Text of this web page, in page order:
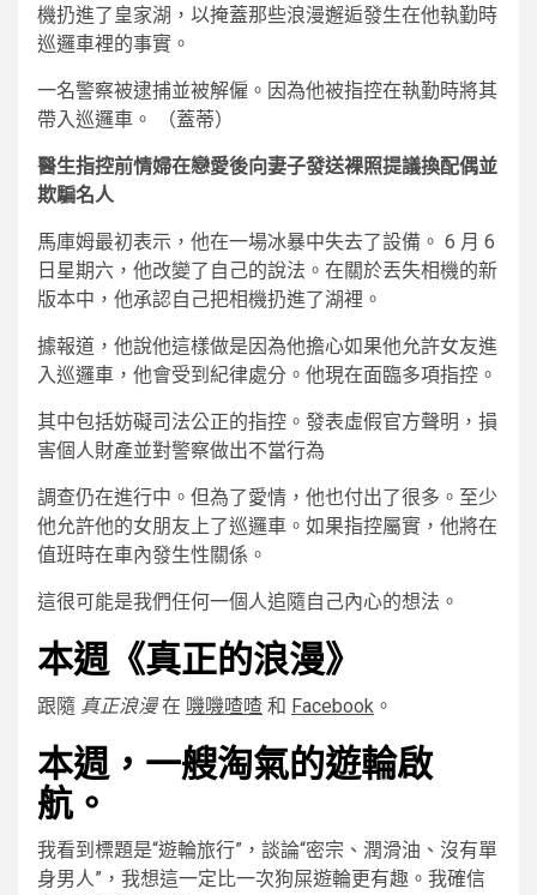
機扔進了皇家湖，以掩蓋那些浪漫邂逅發生在他執勤時
巡邏車裡的事實。
一名警察被逮捕並被解僱。因為他被指控在執勤時將其
帶入巡邏車。
（蓋蒂）
醫生指控前情婦在戀愛後向妻子發送裸照提議換配偶並
欺騙名人
馬庫姆最初表示，他在一場冰暴中失去了設備。 6 月 6
日星期六，他改變了自己的說法。在關於丟失相機的新
版本中，他承認自己把相機扔進了湖裡。
據報道，他說他這樣做是因為他擔心如果他允許女友進
入巡邏車，他會受到紀律處分。他現在面臨多項指控。
其中包括妨礙司法公正的指控。發表虛假官方聲明，損
害個人財產並對警察做出不當行為
調查仍在進行中。但為了愛情，他也付出了很多。至少
他允許他的女朋友上了巡邏車。如果指控屬實，他將在
值班時在車內發生性關係。
這很可能是我們任何一個人追隨自己內心的想法。
本週《真正的浪漫》
跟隨 真正浪漫在 嘰嘰喳喳 和 Facebook 。
本週，一艘淘氣的遊輪啟
航。
我看到標題是“遊輪旅行”，談論“密宗、潤滑油、沒有單
身男人”，我想這一定比一次狗屎遊輪更有趣。我確信